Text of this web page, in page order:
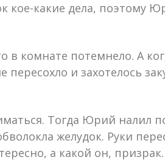
какие дела, поэтому
в комнате потемнело. А
пересохло и захотелось
Тогда Юрий налил
желудок. Руки
а какой он, призрак.